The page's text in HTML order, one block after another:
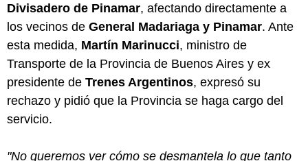
Divisadero de Pinamar, afectando directamente a
los vecinos de General Madariaga y Pinamar. Ante
esta medida, Martín Marinucci, ministro de
Transporte de la Provincia de Buenos Aires y ex
presidente de Trenes Argentinos, expresó su
rechazo y pidió que la Provincia se haga cargo del
servicio.
"No queremos ver cómo se desmantela lo que tanto